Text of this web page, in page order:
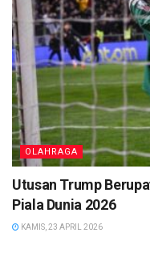
OLAHRAGA
Utusan Trump
Piala Dunia 2026
KAMIS, 23 APRIL 2026